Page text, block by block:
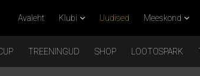
Avaleht Klubi Uudised Meeskond
TREENINGUD SHOP LOOTOSPARK